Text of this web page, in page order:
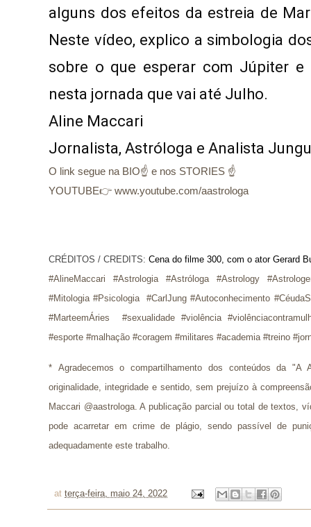
alguns dos efeitos da estreia de
Neste vídeo, explico a simbologia
sobre o que esperar com Júpiter e
nesta jornada que vai até Julho.
Aline Maccari
Jornalista, Astróloga e Analista
O link segue na BIO☝ e nos STORIES ☝
YOUTUBE👉 www.youtube.com/aastrologa
CRÉDITOS / CREDITS: Cena do filme 300, com o ator Gerard
#AlineMaccari #Astrologia #Astróloga #Astrology
#Mitologia #Psicologia  #CarlJung #Autoconhecimento
#MarteemÁries  #sexualidade #violência
#esporte #malhação #coragem #militares #academia #treino
* Agradecemos o compartilhamento dos conteúdos da
originalidade, integridade e sentido, sem prejuízo à
Maccari @aastrologa. A publicação parcial ou total de textos,
pode acarretar em crime de plágio, sendo passível de
adequadamente este trabalho.
at terça-feira, maio 24, 2022